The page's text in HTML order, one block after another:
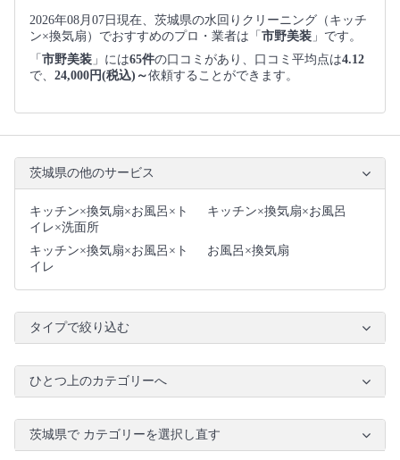
2026年08月07日現在、茨城県の水回りクリーニング（キッチ
ン×換気扇）でおすすめのプロ・業者は「 市野美装 」です。
「 市野美装 」には65件の口コミがあり、口コミ平均点は4.12
で、 24,000円(税込)～依頼することができます。
茨城県の他のサービス
キッチン×換気扇×お風呂×ト
イレ×洗面所
キッチン×換気扇×お風呂
キッチン×換気扇×お風呂×ト
イレ
お風呂×換気扇
タイプで絞り込む
ひとつ上のカテゴリーへ
茨城県で カテゴリーを選択し直す